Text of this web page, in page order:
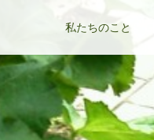
私たちのこと